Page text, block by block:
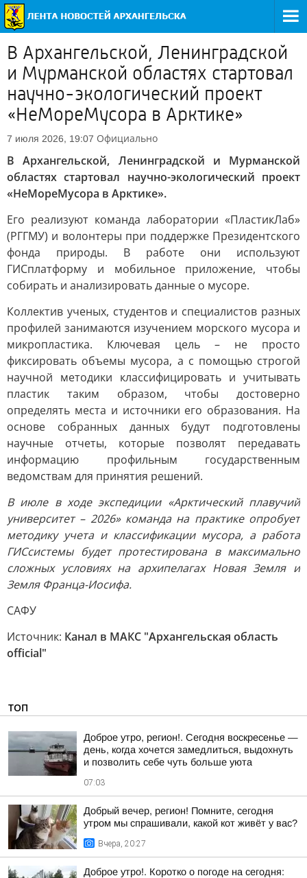
В Архангельской, Ленинградской
и Мурманской областях стартовал
научно-экологический проект
«НеМореМусора в Арктике»
7 июля 2026, 19:07 Официально
В Архангельской, Ленинградской и Мурманской
областях стартовал научно-экологический проект
«НеМореМусора в Арктике».
Его реализуют команда лаборатории «ПластикЛаб»
(РГГМУ) и волонтеры при поддержке Президентского
фонда природы. В работе они используют
ГИСплатформу и мобильное приложение, чтобы
собирать и анализировать данные о мусоре.
Коллектив ученых, студентов и специалистов разных
профилей занимаются изучением морского мусора и
микропластика. Ключевая цель – не просто
фиксировать объемы мусора, а с помощью строгой
научной методики классифицировать и учитывать
пластик таким образом, чтобы достоверно
определять места и источники его образования. На
основе собранных данных будут подготовлены
научные отчеты, которые позволят передавать
информацию профильным государственным
ведомствам для принятия решений.
В июле в ходе экспедиции «Арктический плавучий
университет – 2026» команда на практике опробует
методику учета и классификации мусора, а работа
ГИСсистемы будет протестирована в максимально
сложных условиях на архипелагах Новая Земля и
Земля Франца-Иосифа.
САФУ
Источник: Канал в МАКС "Архангельская область
official"
ТОП
Доброе утро, регион!. Сегодня воскресенье —
день, когда хочется замедлиться, выдохнуть
и позволить себе чуть больше уюта
07:03
Добрый вечер, регион! Помните, сегодня
утром мы спрашивали, какой кот живёт у вас?
Вчера, 20:27
Доброе утро!. Коротко о погоде на сегодня: